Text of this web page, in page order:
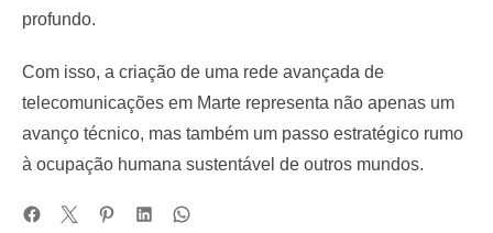
profundo.
Com isso, a criação de uma rede avançada de
telecomunicações em Marte representa não apenas um
avanço técnico, mas também um passo estratégico rumo
à ocupação humana sustentável de outros mundos.